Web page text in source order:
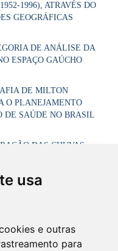
usa
e outras
para
1996), ATRAVÉS DO
GEOGRÁFICAS
DE ANÁLISE DA
ESPAÇO GAÚCHO
DE MILTON
O PLANEJAMENTO
DE SAÚDE NO BRASIL
DAS CHUVAS
BRASIL